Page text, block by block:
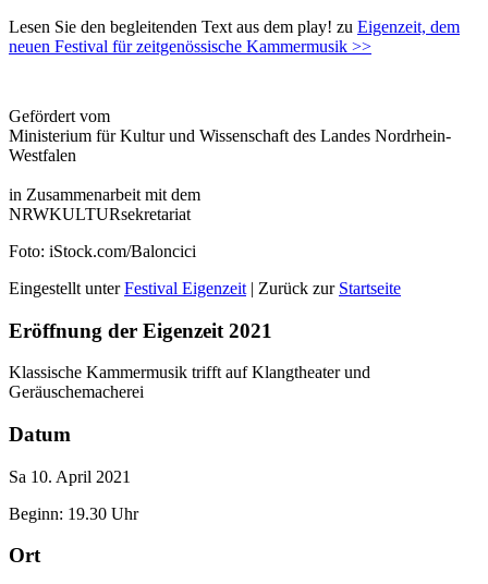
Lesen Sie den begleitenden Text aus dem play! zu Eigenzeit, dem
neuen Festival für zeit­genössische Kammermusik >>
Gefördert vom
Ministerium für Kultur und Wissenschaft des Landes Nordrhein-
Westfalen
in Zusammenarbeit mit dem
NRWKULTURsekretariat
Foto: iStock.com/Baloncici
Eingestellt unterFestival Eigenzeit | Zurück zur Startseite
Eröffnung der Eigenzeit 2021
Klassische Kammermusik trifft auf Klangtheater und
Geräuschemacherei
Datum
Sa 10. April 2021
Beginn: 19.30 Uhr
Ort